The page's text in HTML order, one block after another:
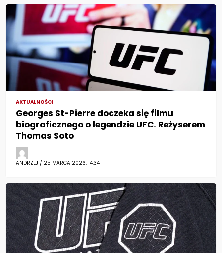
AKTUALNOŚCI
Georges St-Pierre doczeka się filmu
biograficznego o legendzie UFC. Reżyserem
Thomas Soto
ANDRZEJ / 25 MARCA 2026, 14:34